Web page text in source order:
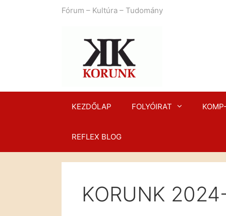
Fórum – Kultúra – Tudomány
KEZDŐLAP FOLYÓIRAT
REFLEX BLOG
KORUNK